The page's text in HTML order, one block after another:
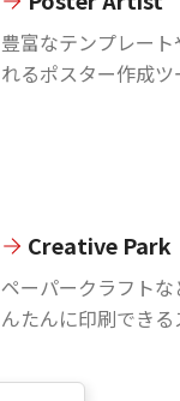
豊富なテンプレー
れるポスター作成ツ
Creative Park
ペーパークラフト
んたんに印刷できる